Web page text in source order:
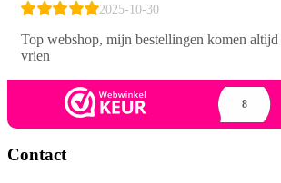
2025-10-30
Top webshop, mijn bestellingen komen altijd
vrien
8
Contact